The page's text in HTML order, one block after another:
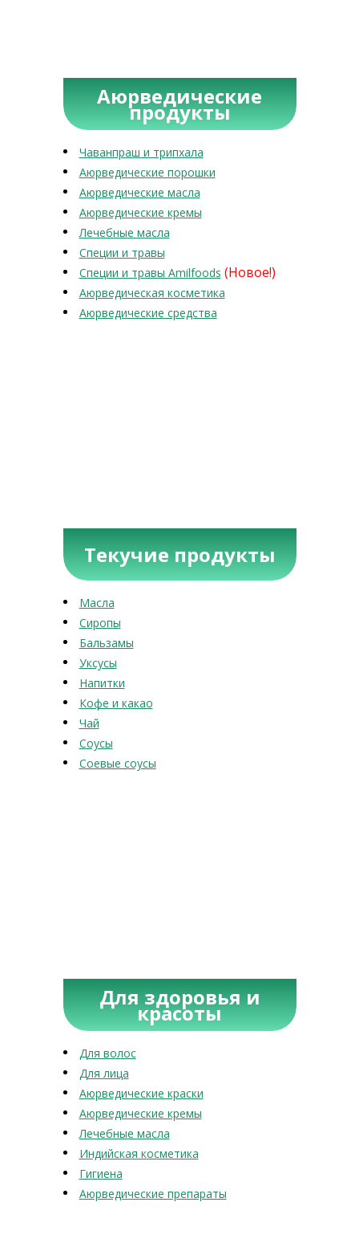
Аюрведические
продукты
Чаванпраш и трипхала
Аюрведические порошки
Аюрведические масла
Аюрведические кремы
Лечебные масла
Специи и травы
Специи и травы Amilfoods (Новое!)
Аюрведическая косметика
Аюрведические средства
Текучие продукты
Масла
Сиропы
Бальзамы
Уксусы
Напитки
Кофе и какао
Чай
Соусы
Соевые соусы
Для здоровья и
красоты
Для волос
Для лица
Аюрведические краски
Аюрведические кремы
Лечебные масла
Индийская косметика
Гигиена
Аюрведические препараты